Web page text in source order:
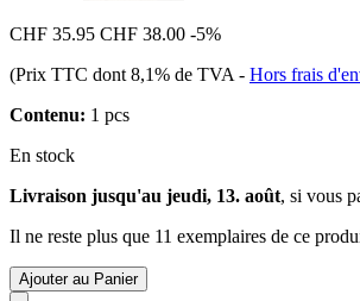
CHF 35.95 CHF 38.00 -5%
(Prix TTC dont 8,1% de TVA - Hors frais
Contenu: 1 pcs
En stock
Livraison jusqu'au jeudi, 13. août, si vous
Il ne reste plus que 11 exemplaires de ce
Ajouter au Panier